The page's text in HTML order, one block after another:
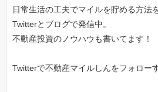
日常生活の工夫でマイルを貯める方法
Twitterとブログで発信中。
不動産投資のノウハウも書いてます！
Twitterで不動産マイルしんをフォロー